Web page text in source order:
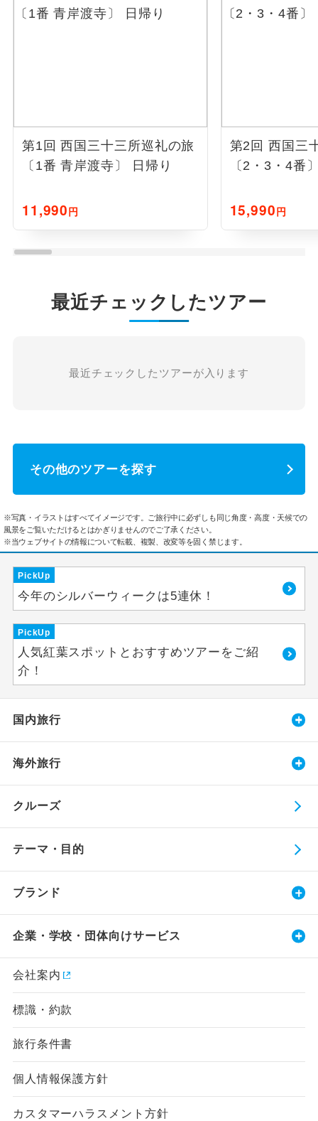
第1回 西国三十三所巡礼の旅
〔1番 青岸渡寺〕 日帰り
11,990円
第2回 西国三
〔2・3・4番
15,990円
最近チェックしたツアー
最近チェックしたツアーが入ります
その他のツアーを探す
※写真・イラストはすべてイメージです。ご旅行中に必ずしも同じ角度・高度・天候での
風景をご覧いただけるとはかぎりませんのでご了承ください。
※当ウェブサイトの情報について転載、複製、改変等を固く禁じます。
PickUp
今年のシルバーウィークは5連休！
PickUp
人気紅葉スポットとおすすめツアーをご紹
介！
国内旅行
海外旅行
クルーズ
テーマ・目的
ブランド
企業・学校・団体向けサービス
会社案内
標識・約款
旅行条件書
個人情報保護方針
カスタマーハラスメント方針